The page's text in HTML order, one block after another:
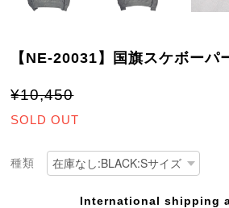
【NE-20031】国旗スケボーパ
¥10,450
SOLD OUT
種類
International shipping